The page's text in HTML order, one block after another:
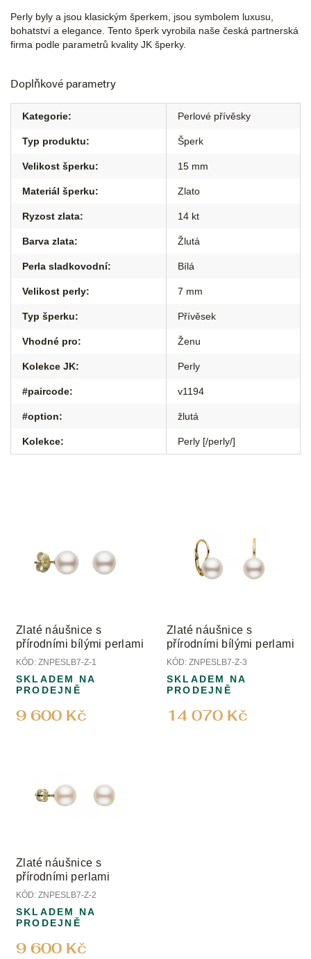
Perly byly a jsou klasickým šperkem, jsou symbolem luxusu,
bohatství a elegance. Tento šperk vyrobila naše česká partnerská
firma podle parametrů kvality JK šperky.
Doplňkové parametry
Kategorie: Perlové přívěsky
Typ produktu: Šperk
Velikost šperku: 15 mm
Materiál šperku: Zlato
Ryzost zlata: 14 kt
Barva zlata: Žlutá
Perla sladkovodní: Bílá
Velikost perly: 7 mm
Typ šperku: Přívěsek
Vhodné pro: Ženu
Kolekce JK: Perly
#paircode: v1194
#option: žlutá
Kolekce: Perly [/perly/]
Zlaté náušnice s
přírodními bílými perlami
KÓD: ZNPESLB7-Z-1
9 600 Kč
SKLADEM NA
PRODEJNĚ
Zlaté náušnice s
přírodními bílými perlami
KÓD: ZNPESLB7-Z-3
14 070 Kč
SKLADEM NA
PRODEJNĚ
Zlaté náušnice s
přírodními perlami
KÓD: ZNPESLB7-Z-2
9 600 Kč
SKLADEM NA
PRODEJNĚ